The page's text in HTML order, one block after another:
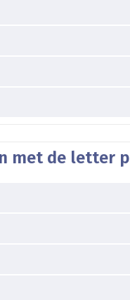
met de letter p